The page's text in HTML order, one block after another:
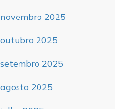
novembro 2025
outubro 2025
setembro 2025
agosto 2025